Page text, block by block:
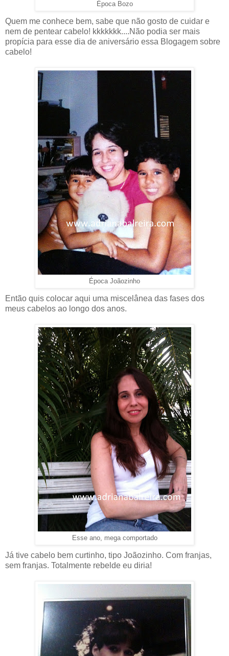
Época Bozo
Quem me conhece bem, sabe que não gosto de cuidar e
nem de pentear cabelo! kkkkkkk....Não podia ser mais
propícia para esse dia de aniversário essa Blogagem sobre
cabelo!
Época Joãozinho
Então quis colocar aqui uma miscelânea das fases dos
meus cabelos ao longo dos anos.
Esse ano, mega comportado
Já tive cabelo bem curtinho, tipo Joãozinho. Com franjas,
sem franjas. Totalmente rebelde eu diria!